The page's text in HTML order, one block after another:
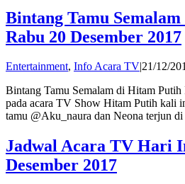
Bintang Tamu
Rabu 20 Desember 2017
Entertainment, Info Acara TV21/12/
Bintang Tamu Semalam di Hitam
pada acara TV Show Hitam Putih kali
tamu @Aku_naura dan Neona terjun di
Jadwal Acara TV Hari
Desember 2017